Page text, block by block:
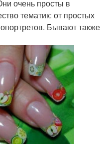
очень просты в
тематик: от простых
Бывают также